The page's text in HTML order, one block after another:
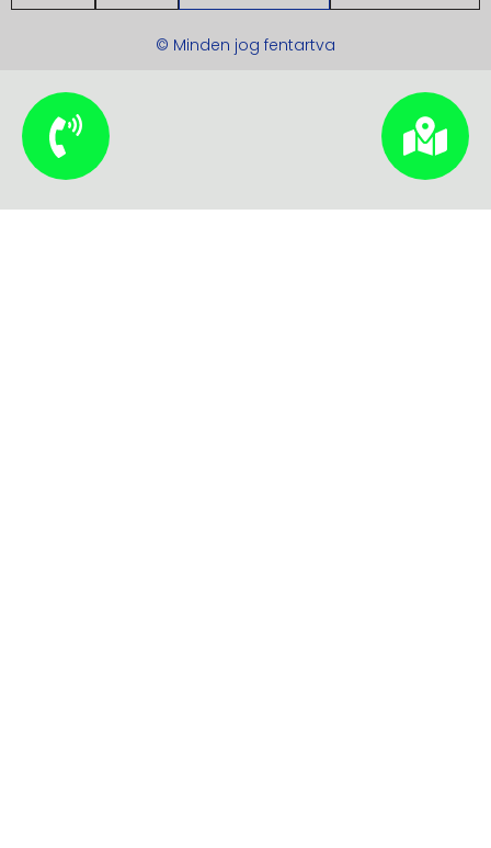
© Minden jog fentartva